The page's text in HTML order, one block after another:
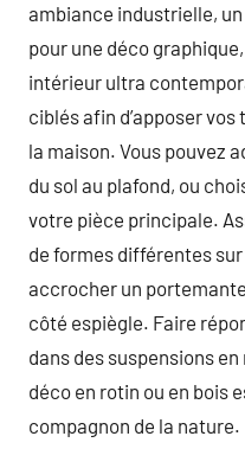
ambiance industrielle,
pour une déco
intérieur ultra
ciblés afin d’apposer
la maison. Vous pouvez
du sol au plafond, ou
votre pièce principale.
de formes différentes
accrocher un
côté espiègle. Faire
dans des suspensions
déco en rotin ou en bois
compagnon de la nature.